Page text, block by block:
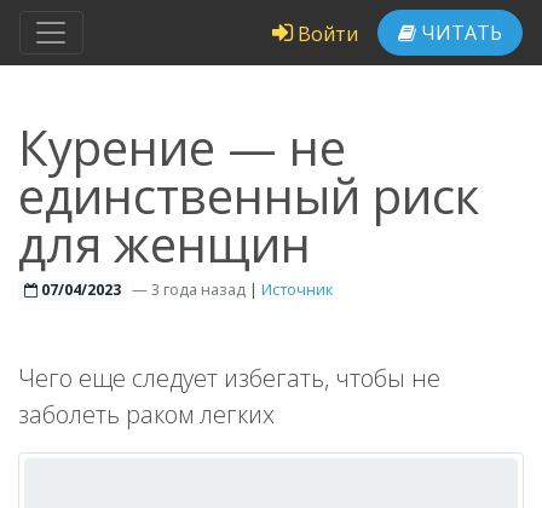
Войти ЧИТАТЬ
Курение — не
единственный риск
для женщин
07/04/2023 —3 года назад | Источник
Чего еще следует избегать, чтобы не
заболеть раком легких